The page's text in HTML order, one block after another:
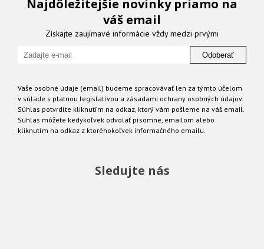
Najdôležitejšie novinky priamo na
váš email
Získajte zaujímavé informácie vždy medzi prvými
Odoberať
Vaše osobné údaje (email) budeme spracovávať len za týmto účelom
v súlade s platnou legislatívou a zásadami ochrany osobných údajov.
Súhlas potvrdíte kliknutím na odkaz, ktorý vám pošleme na váš email.
Súhlas môžete kedykoľvek odvolať písomne, emailom alebo
kliknutím na odkaz z ktoréhokoľvek informačného emailu.
Sledujte nás